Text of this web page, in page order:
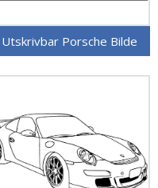
Utskrivbar Porsche Bilde